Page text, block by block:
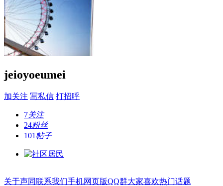
jeioyoeumei
加关注 写私信 打招呼
7关注
24粉丝
101 帖子
关于声同联系我们手机网页版QQ群大家喜欢热门话题